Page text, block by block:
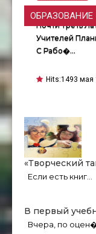
ОБРАЗОВАНИЕ
Почти Треть
Учителей
С Рабо�…
Hits:1493 мая
«Творческий
Если есть книг…
В первый
Вчера, по